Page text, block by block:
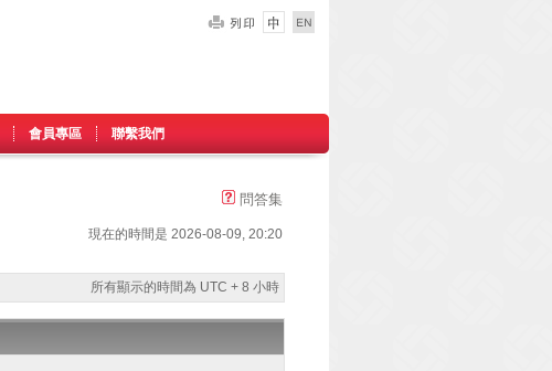
會員專區 聯繫我們
問答集
現在的時間是 2026-08-09, 20:20
所有顯示的時間為 UTC + 8 小時